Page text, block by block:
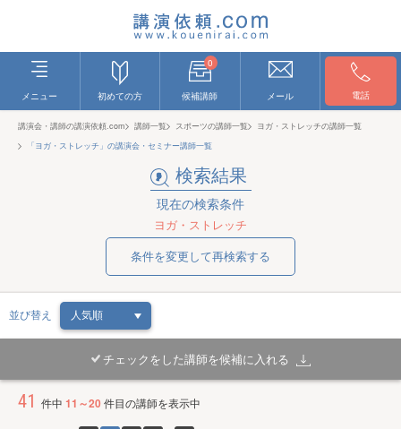
メニュー 初めての方
0
候補講師 メール 電話
講演会・講師の講演依頼.com 講師一覧 スポーツの講師一覧
ヨガ・ストレッチの講師一覧
「ヨガ・ストレッチ」の講演会・セミナー講師一覧
検索結果
現在の検索条件
ヨガ・ストレッチ
条件を変更して再検索する
並び替え
チェックをした講師を候補に入れる
41 件中 11～20件目の講師を表示中